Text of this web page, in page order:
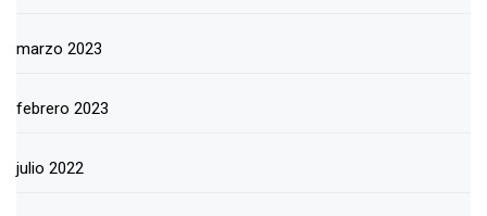
marzo 2023
febrero 2023
julio 2022